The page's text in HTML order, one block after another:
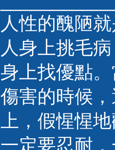
人性的醜陋
人身上挑毛
身上找優點
傷害的時候
上，假惺惺
一定要忍耐